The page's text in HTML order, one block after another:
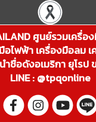
ศูนย์รวมเครื่
อไฟฟ้า เครื่องมือลม
ชื่อดังอเมริกา ยุโรป
LINE : @tpqonline